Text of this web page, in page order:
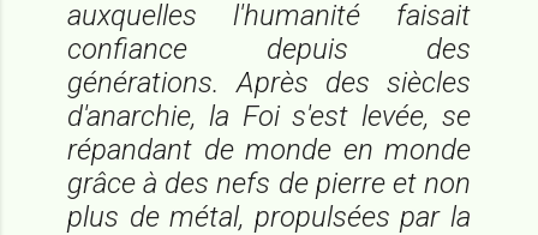
auxquelles l'humanité faisait
confiance depuis des
générations. Après des siècles
d'anarchie, la Foi s'est levée, se
répandant de monde en monde
grâce à des nefs de pierre et non
plus de métal, propulsées par la